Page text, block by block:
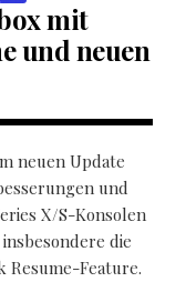
mit
und neuen
neuen Update
und
X/S-Konsolen
die
Resume-Feature.